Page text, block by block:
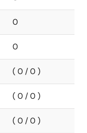
0
0
( 0 / 0 )
( 0 / 0 )
( 0 / 0 )